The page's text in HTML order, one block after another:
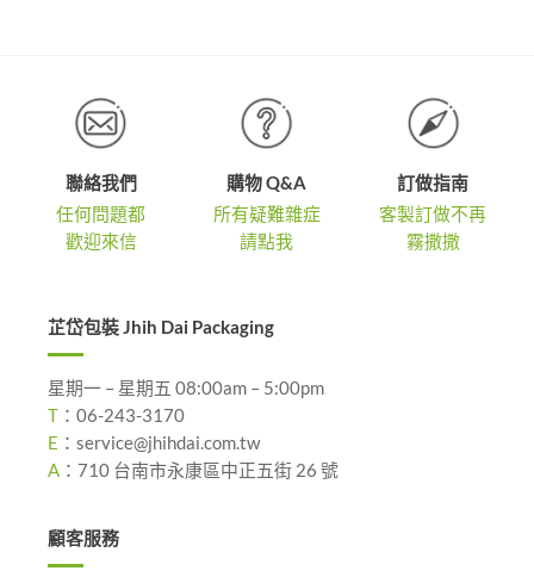
聯絡我們
任何問題都
歡迎來信
購物 Q&A
所有疑難雜症
請點我
訂做指南
客製訂做不再
霧撒撒
芷岱包裝 Jhih Dai Packaging
星期一 – 星期五 08:00am – 5:00pm
T ： 06-243-3170
E ： service@jhihdai.com.tw
A ： 710 台南市永康區中正五街 26 號
顧客服務